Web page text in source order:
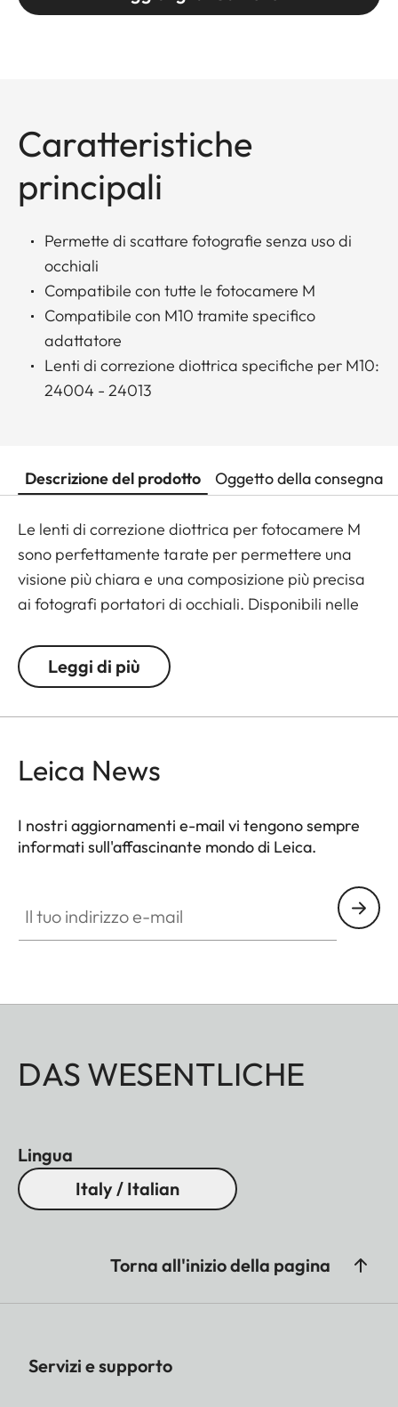
Caratteristiche
principali
Permette di scattare fotografie senza uso di
occhiali
Compatibile con tutte le fotocamere M
Compatibile con M10 tramite specifico
adattatore
Lenti di correzione diottrica specifiche per M10:
24004 - 24013
Descrizione del prodotto Oggetto della consegna
Le lenti di correzione diottrica per fotocamere M
sono perfettamente tarate per permettere una
visione più chiara e una composizione più precisa
ai fotografi portatori di occhiali. Disponibili nelle
conto che il mirino della M è pre-tarato su una
correzione di - 0.5 in modo da favorire la visuale
Leggi di più
Leica News
I nostri aggiornamenti e-mail vi tengono sempre
informati sull'affascinante mondo di Leica.
DAS WESENTLICHE
Lingua
Italy / Italian
Torna all'inizio della pagina
Servizi e supporto